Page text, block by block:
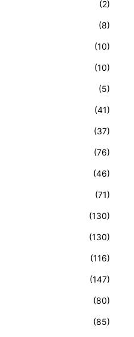
(2)
(8)
(10)
(10)
(5)
(41)
(37)
(76)
(46)
(71)
(130)
(130)
(116)
(147)
(80)
(85)